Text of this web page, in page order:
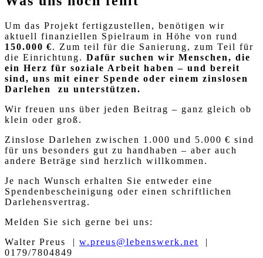
Um das Projekt fertigzustellen, benötigen wir
aktuell finanziellen Spielraum in Höhe von rund
150.000 €. Zum teil für die Sanierung, zum Teil für
die Einrichtung. Dafür suchen wir Menschen, die
ein Herz für soziale Arbeit haben – und bereit
sind, uns mit einer Spende oder einem zinslosen
Darlehen zu unterstützen.
Wir freuen uns über jeden Beitrag – ganz gleich ob
klein oder groß.
Zinslose Darlehen zwischen 1.000 und 5.000 € sind
für uns besonders gut zu handhaben – aber auch
andere Beträge sind herzlich willkommen.
Je nach Wunsch erhalten Sie entweder eine
Spendenbescheinigung oder einen schriftlichen
Darlehensvertrag.
Melden Sie sich gerne bei uns:
Walter Preus | w.preus@lebenswerk.net
|
0179/7804849